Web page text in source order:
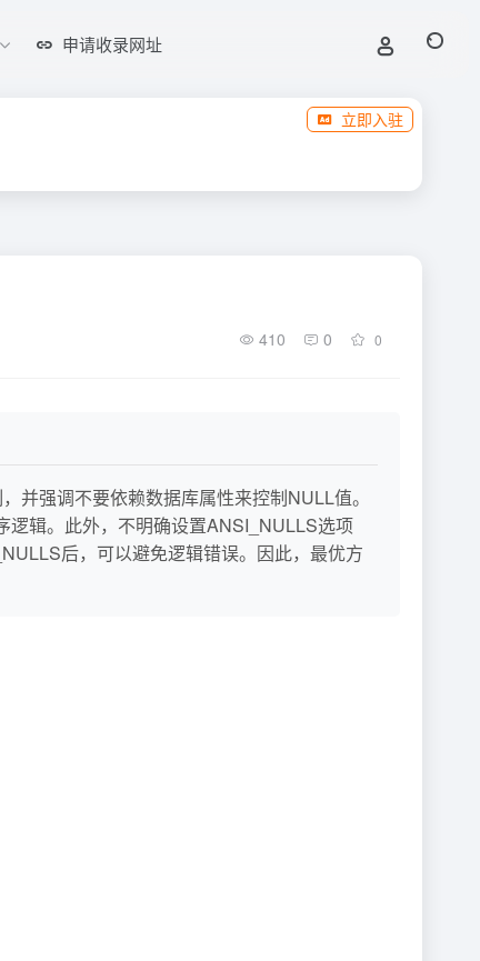
申请收录网址
立即入驻
410 0 0
并强调不要依赖数据库属性来控制NULL值。
逻辑。此外，不明确设置ANSI_NULLS选项
后，可以避免逻辑错误。因此，最优方